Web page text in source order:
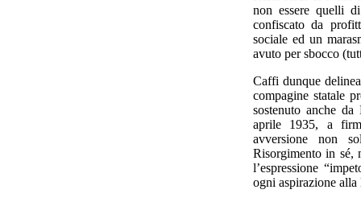
non essere quelli
confiscato da
sociale ed un
avuto per sbocco
Caffi dunque
compagine statale
sostenuto anche
aprile 1935, a
avversione non
Risorgimento in sé,
l’espressione
ogni aspirazione